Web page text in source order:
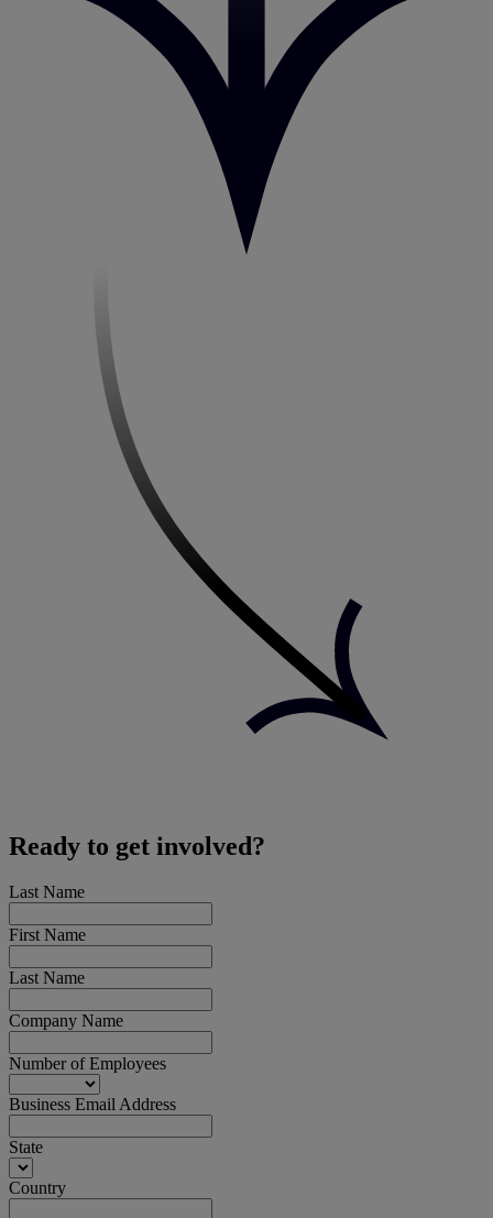
Ready to get involved?
Last Name
First Name
Last Name
Company Name
Number of Employees
Business Email Address
State
Country